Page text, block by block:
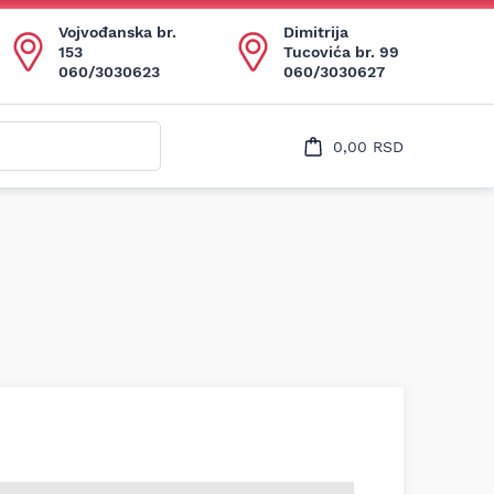
Vojvođanska br.
153
060/3030623
Dimitrija
Tucovića br. 99
060/3030627
0,00 RSD